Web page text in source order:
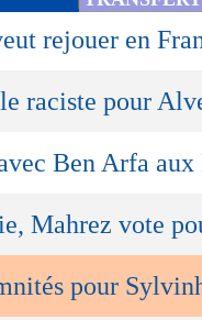
rejouer en
raciste pour
Ben Arfa aux
Mahrez vote
pour